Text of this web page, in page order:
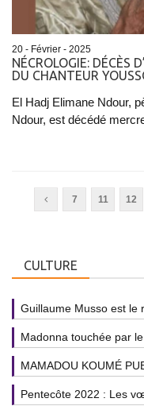
20 - Février - 2025
NÉCROLOGIE: DÉCÈS
DU CHANTEUR
El Hadj Elimane Ndour,
Ndour, est décédé
7 11 12
CULTURE
Guillaume Musso est le
Madonna touchée par le
MAMADOU KOUMÉ
Pentecôte 2022 : Les